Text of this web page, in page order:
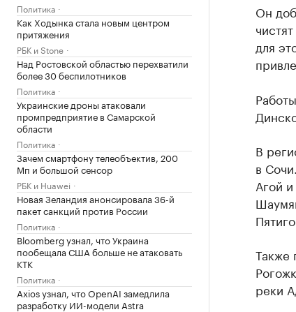
Политика
Как Ходынка стала новым центром
притяжения
РБК и Stone
Над Ростовской областью перехватили
более 30 беспилотников
Политика
Украинские дроны атаковали
промпредприятие в Самарской
области
Политика
Зачем смартфону телеобъектив, 200
Мп и большой сенсор
РБК и Huawei
Новая Зеландия анонсировала 36-й
пакет санкций против России
Политика
Bloomberg узнал, что Украина
пообещала США больше не атаковать
КТК
Политика
Axios узнал, что OpenAI замедлила
разработку ИИ-модели Astra
Он
для
В
в
Агой
Также
реки